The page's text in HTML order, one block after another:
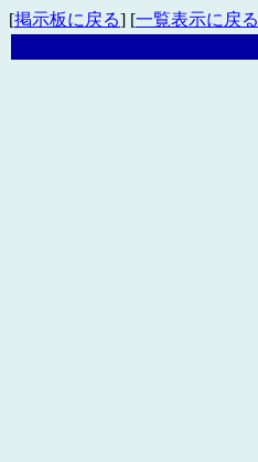
[掲示板に戻る] [一覧表示に戻る